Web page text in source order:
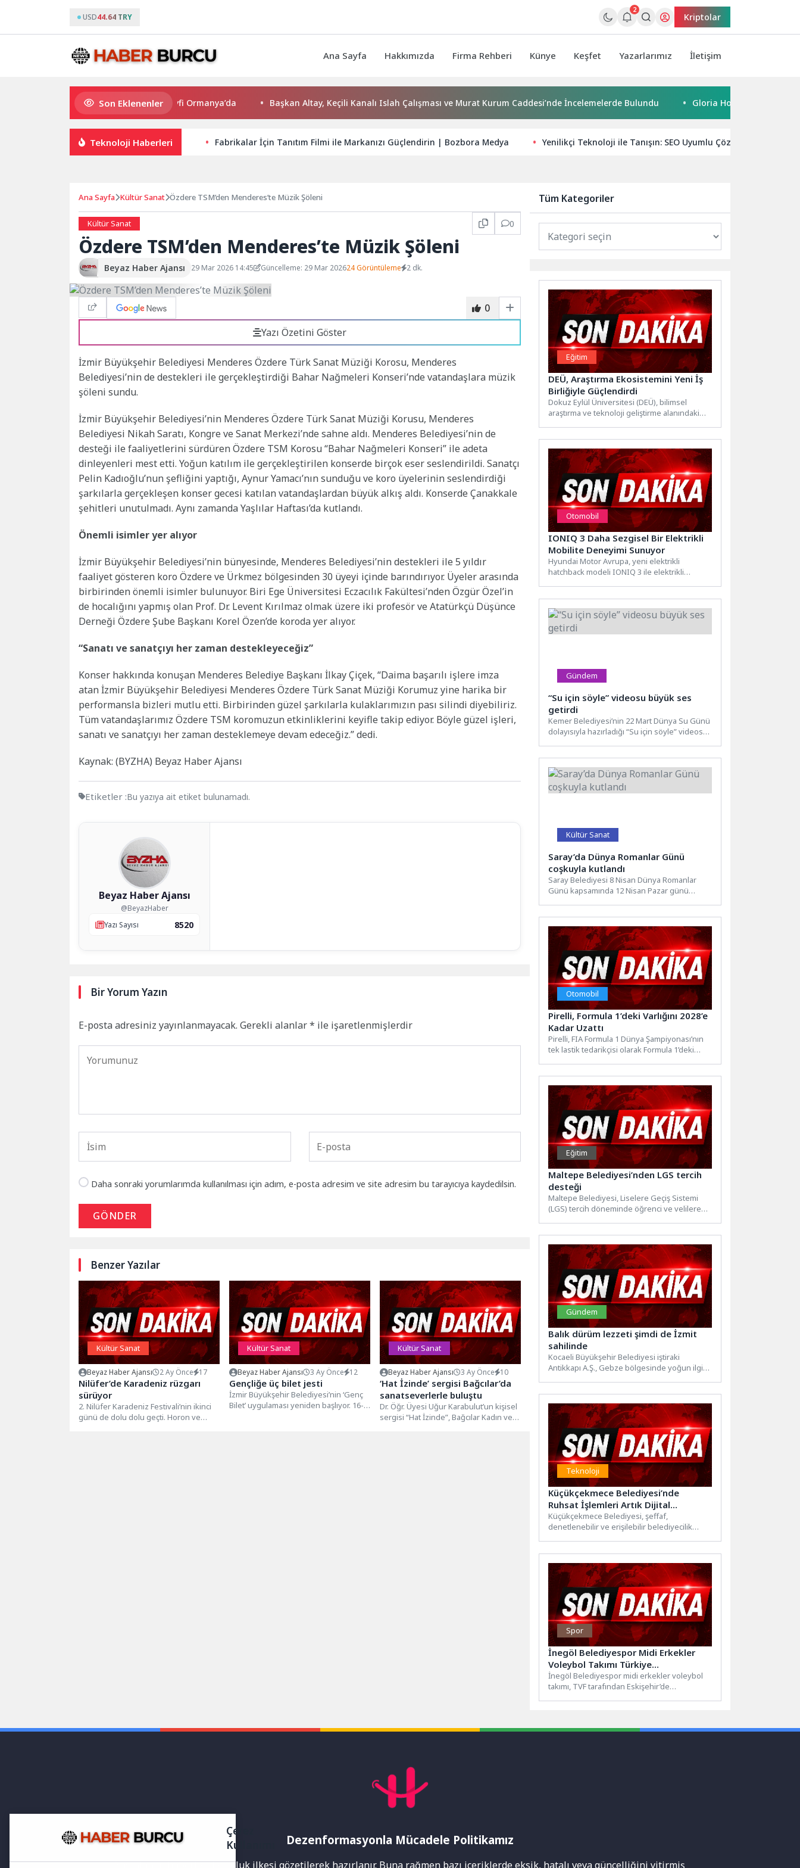
USD44.64 TRY
2
Kriptolar
Ana Sayfa Hakkımızda Firma Rehberi Künye Keşfet Yazarlarımız İletişim
Son Eklenenler
Yıldızların altında sinema keyfi Ormanya’da Başkan Altay, Keçili Kanalı Islah Çalışması ve Murat Kurum Caddesi’nde İncelemelerde Bulundu Gloria Hotels & Resorts,
Teknoloji Haberleri Fabrikalar İçin Tanıtım Filmi ile Markanızı Güçlendirin | Bozbora Medya Yenilikçi Teknoloji ile Tanışın: SEO Uyumlu Çözümler
Ana Sayfa Kültür Sanat Özdere TSM’den Menderes’te Müzik Şöleni
Kültür Sanat 0
Özdere TSM’den Menderes’te Müzik Şöleni
Beyaz Haber Ajansı 29 Mar 2026 14:45 Güncelleme: 29 Mar 202624 Görüntüleme 2 dk.
0
Yazı Özetini Göster
İzmir Büyükşehir Belediyesi Menderes Özdere Türk Sanat Müziği Korosu, Menderes
Belediyesi’nin de destekleri ile gerçekleştirdiği Bahar Nağmeleri Konseri’nde vatandaşlara müzik
şöleni sundu.
İzmir Büyükşehir Belediyesi’nin Menderes Özdere Türk Sanat Müziği Korusu, Menderes
Belediyesi Nikah Saratı, Kongre ve Sanat Merkezi’nde sahne aldı. Menderes Belediyesi’nin de
desteği ile faaliyetlerini sürdüren Özdere TSM Korosu “Bahar Nağmeleri Konseri” ile adeta
dinleyenleri mest etti. Yoğun katılım ile gerçekleştirilen konserde birçok eser seslendirildi. Sanatçı
Pelin Kadıoğlu’nun şefliğini yaptığı, Aynur Yamacı’nın sunduğu ve koro üyelerinin seslendirdiği
şarkılarla gerçekleşen konser gecesi katılan vatandaşlardan büyük alkış aldı. Konserde Çanakkale
şehitleri unutulmadı. Aynı zamanda Yaşlılar Haftası’da kutlandı.
Önemli isimler yer alıyor
İzmir Büyükşehir Belediyesi’nin bünyesinde, Menderes Belediyesi’nin destekleri ile 5 yıldır
faaliyet gösteren koro Özdere ve Ürkmez bölgesinden 30 üyeyi içinde barındırıyor. Üyeler arasında
birbirinden önemli isimler bulunuyor. Biri Ege Üniversitesi Eczacılık Fakültesi’nden Özgür Özel’in
de hocalığını yapmış olan Prof. Dr. Levent Kırılmaz olmak üzere iki profesör ve Atatürkçü Düşünce
Derneği Özdere Şube Başkanı Korel Özen’de koroda yer alıyor.
“Sanatı ve sanatçıyı her zaman destekleyeceğiz”
Konser hakkında konuşan Menderes Belediye Başkanı İlkay Çiçek, “Daima başarılı işlere imza
atan İzmir Büyükşehir Belediyesi Menderes Özdere Türk Sanat Müziği Korumuz yine harika bir
performansla bizleri mutlu etti. Birbirinden güzel şarkılarla kulaklarımızın pası silindi diyebiliriz.
Tüm vatandaşlarımız Özdere TSM koromuzun etkinliklerini keyifle takip ediyor. Böyle güzel işleri,
sanatı ve sanatçıyı her zaman desteklemeye devam edeceğiz.” dedi.
Kaynak: (BYZHA) Beyaz Haber Ajansı
Etiketler :Bu yazıya ait etiket bulunamadı.
Beyaz Haber Ajansı
@BeyazHaber
Yazı Sayısı
8520
Bir Yorum Yazın
E-posta adresiniz yayınlanmayacak. Gerekli alanlar* ile işaretlenmişlerdir
Daha sonraki yorumlarımda kullanılması için adım, e-posta adresim ve site adresim bu tarayıcıya kaydedilsin.
GÖNDER
Benzer Yazılar
Kültür Sanat
Beyaz Haber Ajansı 2 Ay Önce 17
Nilüfer’de Karadeniz rüzgarı
sürüyor
2. Nilüfer Karadeniz Festivali’nin ikinci
günü de dolu dolu geçti. Horon ve
Kültür Sanat
Beyaz Haber Ajansı 3 Ay Önce 12
Gençliğe üç bilet jesti
İzmir Büyükşehir Belediyesi’nin ‘Genç
Bilet’ uygulaması yeniden başlıyor. 16-
Kültür Sanat
Beyaz Haber Ajansı 3 Ay Önce 10
‘Hat İzinde’ sergisi Bağcılar’da
sanatseverlerle buluştu
Dr. Öğr. Üyesi Uğur Karabulut’un kişisel
sergisi “Hat İzinde”, Bağcılar Kadın ve
Tüm Kategoriler
Eğitim
DEÜ, Araştırma Ekosistemini Yeni İş
Birliğiyle Güçlendirdi
Dokuz Eylül Üniversitesi (DEÜ), bilimsel
araştırma ve teknoloji geliştirme alanındaki
Otomobil
IONIQ 3 Daha Sezgisel Bir Elektrikli
Mobilite Deneyimi Sunuyor
Hyundai Motor Avrupa, yeni elektrikli
hatchback modeli IONIQ 3 ile elektrikli
Gündem
“Su için söyle” videosu büyük ses
getirdi
Kemer Belediyesi’nin 22 Mart Dünya Su Günü
dolayısıyla hazırladığı “Su için söyle” videosu
Kültür Sanat
Saray’da Dünya Romanlar Günü
coşkuyla kutlandı
Saray Belediyesi 8 Nisan Dünya Romanlar
Günü kapsamında 12 Nisan Pazar günü
Otomobil
Pirelli, Formula 1’deki Varlığını 2028’e
Kadar Uzattı
Pirelli, FIA Formula 1 Dünya Şampiyonası’nın
tek lastik tedarikçisi olarak Formula 1’deki
Eğitim
Maltepe Belediyesi’nden LGS tercih
desteği
Maltepe Belediyesi, Liselere Geçiş Sistemi
(LGS) tercih döneminde öğrenci ve velilere
Gündem
Balık dürüm lezzeti şimdi de İzmit
sahilinde
Kocaeli Büyükşehir Belediyesi iştiraki
Antikkapı A.Ş., Gebze bölgesinde yoğun ilgi
Teknoloji
Küçükçekmece Belediyesi’nde
Ruhsat İşlemleri Artık Dijital
Ortamda
Küçükçekmece Belediyesi, şeffaf,
denetlenebilir ve erişilebilir belediyecilik
Spor
İnegöl Belediyespor Midi Erkekler
Voleybol Takımı Türkiye
Şampiyonasında
İnegöl Belediyespor midi erkekler voleybol
takımı, TVF tarafından Eskişehir’de
Dezenformasyonla Mücadele Politikamız
Yayınlanan haberler doğruluk ilkesi gözetilerek hazırlanır. Buna rağmen bazı içeriklerde eksik, hatalı veya güncelliğini yitirmiş
Çerez
Kullanımı